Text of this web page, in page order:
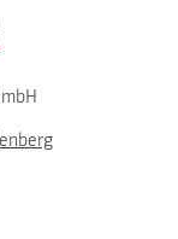
JOANNEUM Logo